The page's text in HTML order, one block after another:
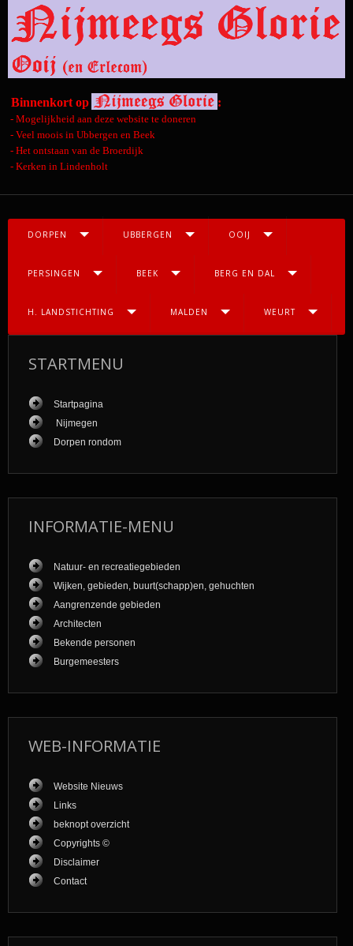
Binnenkort op :
- Mogelijkheid aan deze website te doneren
- Veel moois in Ubbergen en Beek
- Het ontstaan van de Broerdijk
- Kerken in Lindenholt
DORPEN UBBERGEN OOIJ
PERSINGEN BEEK BERG EN DAL
H. LANDSTICHTING MALDEN WEURT
STARTMENU
Startpagina
Nijmegen
Dorpen rondom
INFORMATIE-MENU
Natuur- en recreatiegebieden
Wijken, gebieden, buurt(schapp)en, gehuchten
Aangrenzende gebieden
Architecten
Bekende personen
Burgemeesters
WEB-INFORMATIE
Website Nieuws
Links
beknopt overzicht
Copyrights ©
Disclaimer
Contact